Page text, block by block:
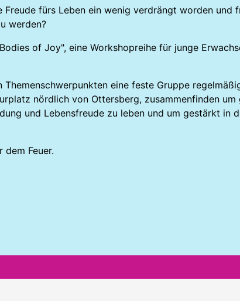
fürs Leben ein wenig verdrängt worden und
werden?
of Joy", eine Workshopreihe für junge
Themenschwerpunkten eine feste Gruppe
nördlich von Ottersberg, zusammenfinden um
und Lebensfreude zu leben und um gestärkt in
dem Feuer.